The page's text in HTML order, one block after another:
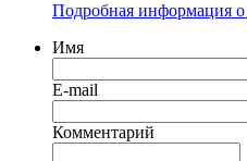
Подробная информация о
Имя
E-mail
Комментарий